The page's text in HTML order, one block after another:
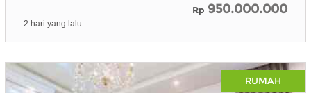
Rp 950.000.000
2 hari yang lalu
RUMAH